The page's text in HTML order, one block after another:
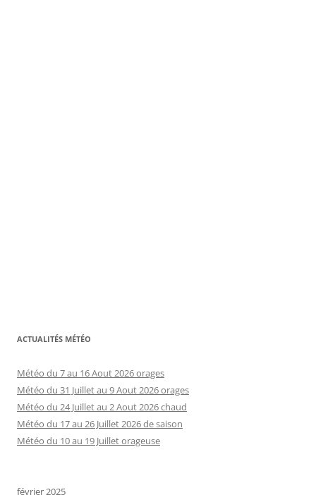
ACTUALITÉS MÉTÉO
Météo du 7 au 16 Aout 2026 orages
Météo du 31 Juillet au 9 Aout 2026 orages
Météo du 24 Juillet au 2 Aout 2026 chaud
Météo du 17 au 26 Juillet 2026 de saison
Météo du 10 au 19 Juillet orageuse
février 2025